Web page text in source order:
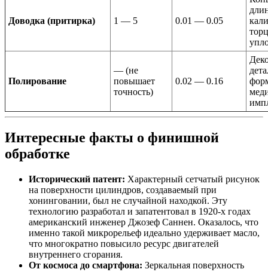
Доводка (притирка) 1 — 5 0.01 — 0.05
Полирование
— (не
повышает
точность)
0.02 — 0.16
Интересные факты о финишной
обработке
Исторический патент: Характерный сетчатый рисунок
на поверхности цилиндров, создаваемый при
хонинговании, был не случайной находкой. Эту
технологию разработал и запатентовал в 1920-х годах
американский инженер Джозеф Саннен. Оказалось, что
именно такой микрорельеф идеально удерживает масло,
что многократно повысило ресурс двигателей
внутреннего сгорания.
От космоса до смартфона: Зеркальная поверхность